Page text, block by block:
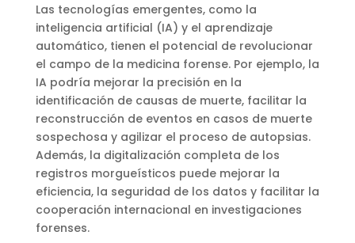
Las tecnologías emergentes, como la
inteligencia artificial (IA) y el aprendizaje
automático, tienen el potencial de revolucionar
el campo de la medicina forense. Por ejemplo, la
IA podría mejorar la precisión en la
identificación de causas de muerte, facilitar la
reconstrucción de eventos en casos de muerte
sospechosa y agilizar el proceso de autopsias.
Además, la digitalización completa de los
registros morgueísticos puede mejorar la
eficiencia, la seguridad de los datos y facilitar la
cooperación internacional en investigaciones
forenses.